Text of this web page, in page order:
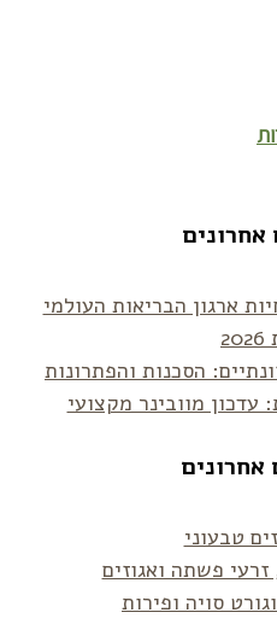
אחרונים
ארגון הבריאות העולמי
הסכנות והפתרונות
עדכון מוובינר מקצועי
אחרונים
טבעוני
פשתה ואגוזים
סויה ופירות